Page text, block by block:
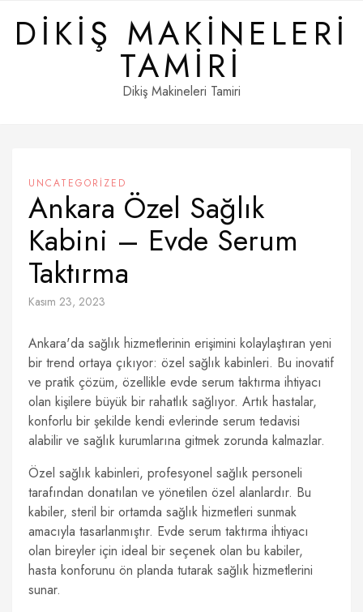
contentDIKIŞ MAKINELERI
TAMIRI
Dikiş Makineleri Tamiri
UNCATEGORIZED
Ankara Özel Sağlık
Kabini – Evde Serum
Taktırma
Kasım 23, 2023
Ankara'da sağlık hizmetlerinin erişimini kolaylaştıran yeni
bir trend ortaya çıkıyor: özel sağlık kabinleri. Bu inovatif
ve pratik çözüm, özellikle evde serum taktırma ihtiyacı
olan kişilere büyük bir rahatlık sağlıyor. Artık hastalar,
konforlu bir şekilde kendi evlerinde serum tedavisi
alabilir ve sağlık kurumlarına gitmek zorunda kalmazlar.
Özel sağlık kabinleri, profesyonel sağlık personeli
tarafından donatılan ve yönetilen özel alanlardır. Bu
kabiler, steril bir ortamda sağlık hizmetleri sunmak
amacıyla tasarlanmıştır. Evde serum taktırma ihtiyacı
olan bireyler için ideal bir seçenek olan bu kabiler,
hasta konforunu ön planda tutarak sağlık hizmetlerini
sunar.